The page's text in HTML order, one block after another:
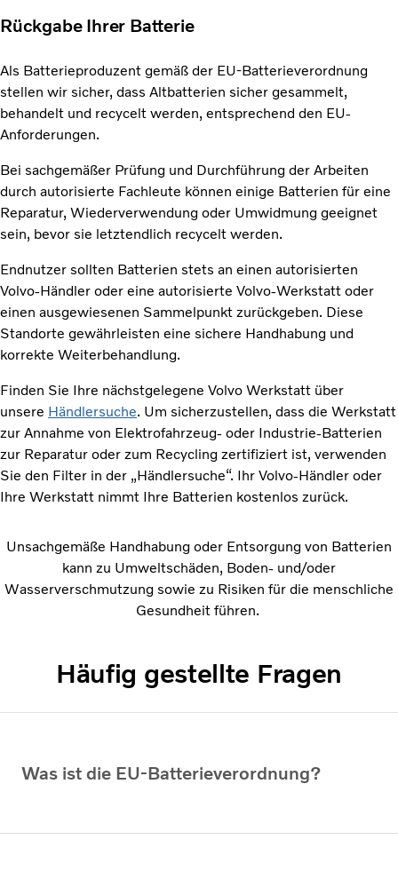
Rückgabe Ihrer Batterie
Als Batterieproduzent gemäß der EU-Batterieverordnung
stellen wir sicher, dass Altbatterien sicher gesammelt,
behandelt und recycelt werden, entsprechend den EU-
Anforderungen.
Bei sachgemäßer Prüfung und Durchführung der Arbeiten
durch autorisierte Fachleute können einige Batterien für eine
Reparatur, Wiederverwendung oder Umwidmung geeignet
sein, bevor sie letztendlich recycelt werden.
Endnutzer sollten Batterien stets an einen autorisierten
Volvo-Händler oder eine autorisierte Volvo-Werkstatt oder
einen ausgewiesenen Sammelpunkt zurückgeben. Diese
Standorte gewährleisten eine sichere Handhabung und
korrekte Weiterbehandlung.
Finden Sie Ihre nächstgelegene Volvo Werkstatt über
unsere Händlersuche. Um sicherzustellen, dass die Werkstatt
zur Annahme von Elektrofahrzeug- oder Industrie-Batterien
zur Reparatur oder zum Recycling zertifiziert ist, verwenden
Sie den Filter in der „Händlersuche“. Ihr Volvo-Händler oder
Ihre Werkstatt nimmt Ihre Batterien kostenlos zurück.
Unsachgemäße Handhabung oder Entsorgung von Batterien
kann zu Umweltschäden, Boden- und/oder
Wasserverschmutzung sowie zu Risiken für die menschliche
Gesundheit führen.
Häufig gestellte Fragen
Was ist die EU-Batterieverordnung?